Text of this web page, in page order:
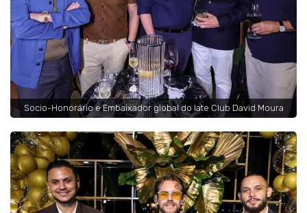
Socio-Honorário e Embaixador global do Iate Club David Moura